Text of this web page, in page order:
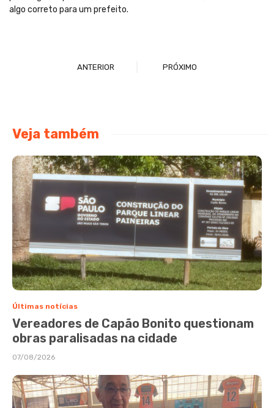
algo correto para um prefeito.
ANTERIOR PRÓXIMO
Veja também
Últimas notícias
Vereadores de Capão Bonito questionam
obras paralisadas na cidade
07/08/2026